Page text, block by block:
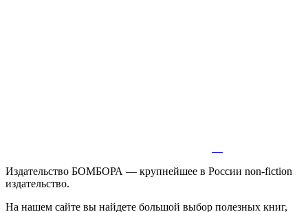
Издательство БОМБОРА — крупнейшее в России non-fiction
издательство.
На нашем сайте вы найдете большой выбор полезных книг,